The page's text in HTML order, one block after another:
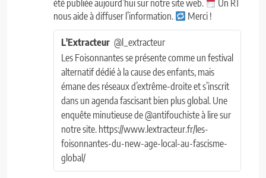
été publiée aujourd’hui sur notre site web.
Un RT
nous aide à diffuser l’information.
Merci !
L'Extracteur @l_extracteur
Les Foisonnantes se présente comme un festival
alternatif dédié à la cause des enfants, mais
émane des réseaux d’extrême-droite et s’inscrit
dans un agenda fascisant bien plus global. Une
enquête minutieuse de @antifouchiste à lire sur
notre site. https://www.lextracteur.fr/les-
foisonnantes-du-new-age-local-au-fascisme-
global/